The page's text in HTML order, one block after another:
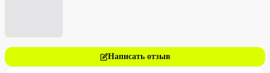
Написать отзыв